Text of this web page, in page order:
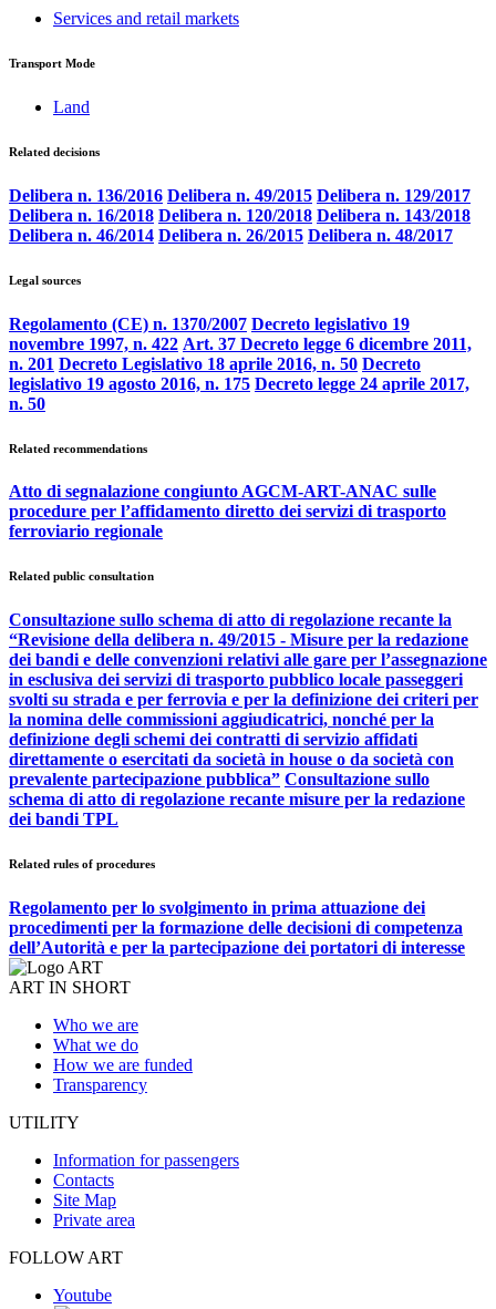
Services and retail markets
Transport Mode
Land
Related decisions
Delibera n. 136/2016 Delibera n. 49/2015 Delibera n. 129/2017
Delibera n. 16/2018 Delibera n. 120/2018 Delibera n. 143/2018
Delibera n. 46/2014 Delibera n. 26/2015 Delibera n. 48/2017
Legal sources
Regolamento (CE) n. 1370/2007 Decreto legislativo 19
novembre 1997, n. 422 Art. 37 Decreto legge 6 dicembre 2011,
n. 201 Decreto Legislativo 18 aprile 2016, n. 50 Decreto
legislativo 19 agosto 2016, n. 175 Decreto legge 24 aprile 2017,
n. 50
Related recommendations
Atto di segnalazione congiunto AGCM-ART-ANAC sulle
procedure per l’affidamento diretto dei servizi di trasporto
ferroviario regionale
Related public consultation
Consultazione sullo schema di atto di regolazione recante la
“Revisione della delibera n. 49/2015 - Misure per la redazione
dei bandi e delle convenzioni relativi alle gare per l’assegnazione
in esclusiva dei servizi di trasporto pubblico locale passeggeri
svolti su strada e per ferrovia e per la definizione dei criteri per
la nomina delle commissioni aggiudicatrici, nonché per la
definizione degli schemi dei contratti di servizio affidati
direttamente o esercitati da società in house o da società con
prevalente partecipazione pubblica” Consultazione sullo
schema di atto di regolazione recante misure per la redazione
dei bandi TPL
Related rules of procedures
Regolamento per lo svolgimento in prima attuazione dei
procedimenti per la formazione delle decisioni di competenza
dell’Autorità e per la partecipazione dei portatori di interesse
ART IN SHORT
Who we are
What we do
How we are funded
Transparency
UTILITY
Information for passengers
Contacts
Site Map
Private area
FOLLOW ART
Youtube